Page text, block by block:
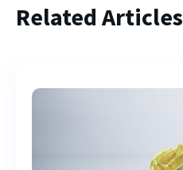
Related Articles